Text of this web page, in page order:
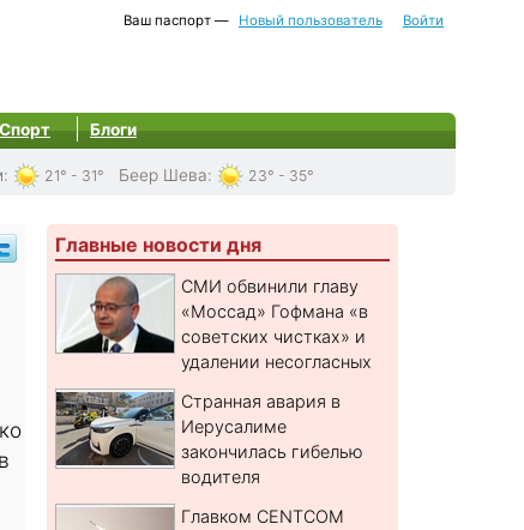
Ваш паспорт — Новый пользователь Войти
Спорт Блоги
: 21° - 31° Беер Шева: 23° - 35°
Главные новости дня
СМИ обвинили главу
«Моссад» Гофмана «в
советских чистках» и
удалении несогласных
Странная авария в
Иерусалиме
закончилась гибелью
водителя
Главком CENTCOM